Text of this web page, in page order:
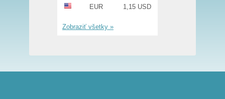
EUR
1,15 USD
Zobraziť všetky »